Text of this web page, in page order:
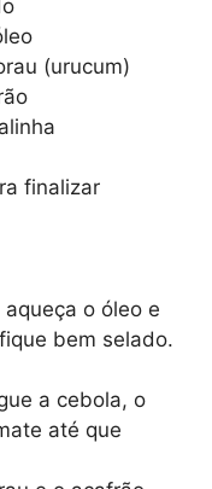
(urucum)
finalizar
o óleo e
bem selado.
a cebola, o
até que